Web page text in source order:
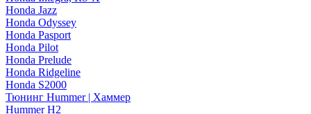
Honda Jazz
Honda Odyssey
Honda Pasport
Honda Pilot
Honda Prelude
Honda Ridgeline
Honda S2000
Тюнинг Hummer | Хаммер
Hummer H2